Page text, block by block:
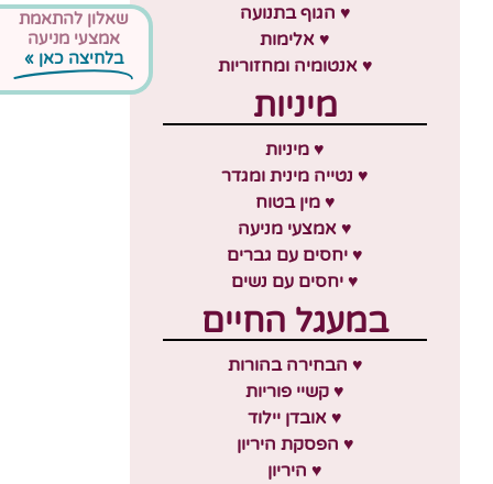
♥ הגוף בתנועה
♥ אלימות
♥ אנטומיה ומחזוריות
מיניות
♥ מיניות
♥ נטייה מינית ומגדר
♥ מין בטוח
♥ אמצעי מניעה
♥ יחסים עם גברים
♥ יחסים עם נשים
במעגל החיים
♥ הבחירה בהורות
♥ קשיי פוריות
♥ אובדן יילוד
♥ הפסקת היריון
♥ היריון
שאלון להתאמת
אמצעי מניעה
בלחיצה כאן »